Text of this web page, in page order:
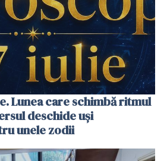
Lunea care schimbă ritmul
deschide uși
unele zodii